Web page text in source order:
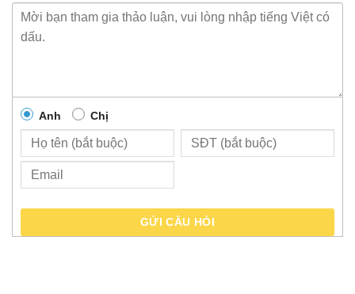
Anh Chị
GỬI CÂU HỎI